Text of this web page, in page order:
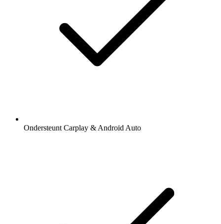
Ondersteunt Carplay & Android Auto